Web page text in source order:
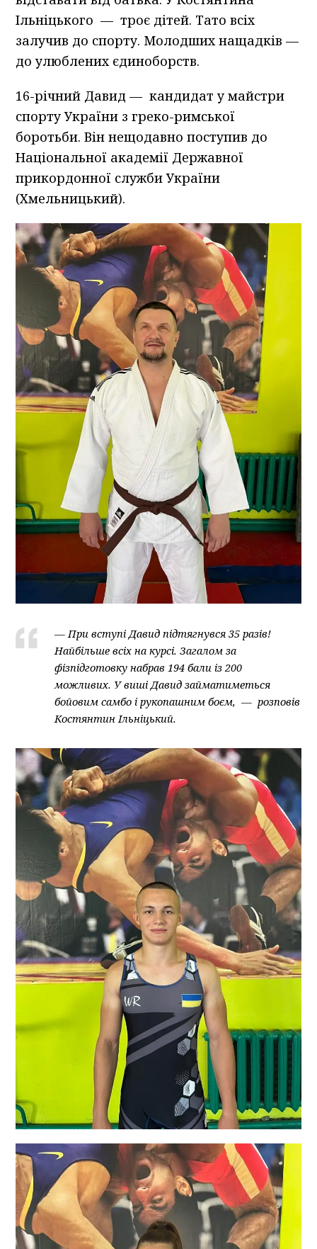
Ільніцького — троє дітей. Тато всіх
залучив до спорту. Молодших нащадків —
до улюблених єдиноборств.
16-річний Давид — кандидат у майстри
спорту України з греко-римської
боротьби. Він нещодавно поступив до
Національної академії Державної
прикордонної служби України
(Хмельницький).
— При вступі Давид підтягнувся 35 разів!
Найбільше всіх на курсі. Загалом за
фізпідготовку набрав 194 бали із 200
можливих. У виші Давид займатиметься
бойовим самбо і рукопашним боєм, — розповів
Костянтин Ільніцький.